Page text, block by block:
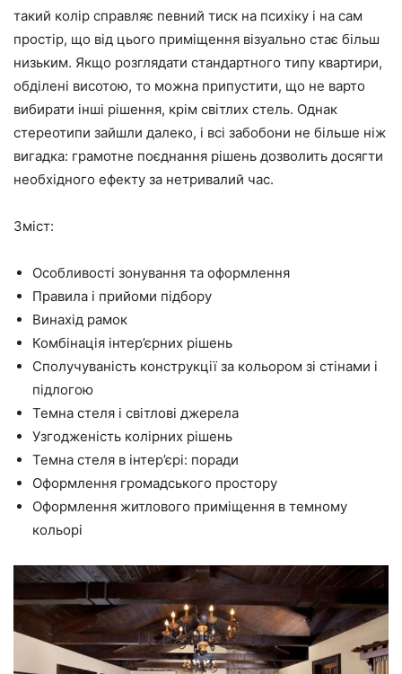
такий колір справляє певний тиск на психіку і на сам
простір, що від цього приміщення візуально стає більш
низьким. Якщо розглядати стандартного типу квартири,
обділені висотою, то можна припустити, що не варто
вибирати інші рішення, крім світлих стель. Однак
стереотипи зайшли далеко, і всі забобони не більше ніж
вигадка: грамотне поєднання рішень дозволить досягти
необхідного ефекту за нетривалий час.
Зміст:
Особливості зонування та оформлення
Правила і прийоми підбору
Винахід рамок
Комбінація інтер’єрних рішень
Сполучуваність конструкції за кольором зі стінами і
підлогою
Темна стеля і світлові джерела
Узгодженість колірних рішень
Темна стеля в інтер’єрі: поради
Оформлення громадського простору
Оформлення житлового приміщення в темному
кольорі